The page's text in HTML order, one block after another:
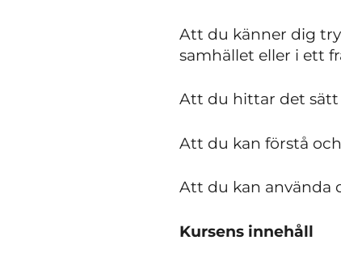
Att du känner dig
samhället eller i ett
Att du hittar det sätt
Att du kan förstå
Att du kan använda
Kursens innehåll